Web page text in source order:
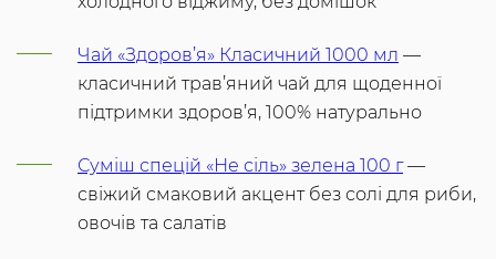
Чай «Здоров’я» Класичний 1000 мл —
класичний трав’яний чай для щоденної
підтримки здоров’я, 100% натурально
Суміш спецій «Не сіль» зелена 100 г—
свіжий смаковий акцент без солі для риби,
овочів та салатів